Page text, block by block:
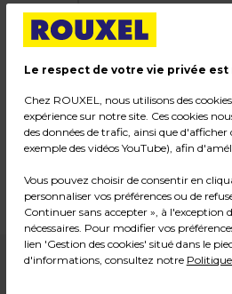
Bureau
Code :
Dimensions : L 120 x
Poids :
DISPONIBLE SUR
Le respect de votre vie privée
Chez ROUXEL, nous utilisons des
expérience sur notre site. Ces cookies
des données de trafic, ainsi que
exemple des vidéos YouTube), afin
Vous pouvez choisir de consentir en
personnaliser vos préférences ou de
Continuer sans accepter », à l'exception
nécessaires. Pour modifier vos
lien 'Gestion des cookies' situé dans le
d'informations, consultez notre